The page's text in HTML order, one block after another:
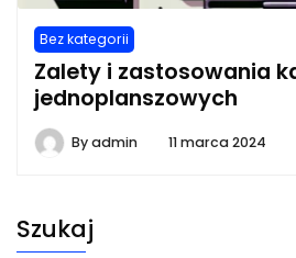
Bez kategorii
Zalety i zastosowania
jednoplanszowych
Byadmin 11 marca 2024
Szukaj